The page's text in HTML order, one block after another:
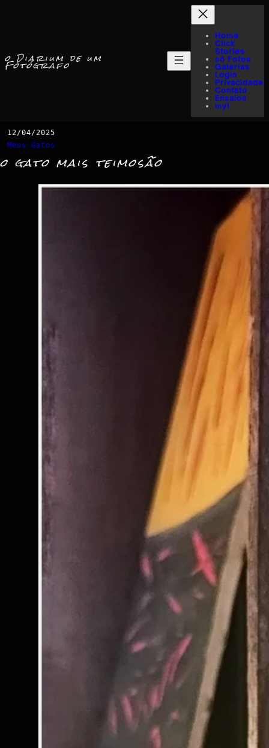
o Diarium de um
Fotógrafo
Home
Click
Stories
só Fotos
Galerias
Login
Privacidade
Contato
Ensaios
myI
12/04/2025
Meus Gatos
o gato mais teimosão